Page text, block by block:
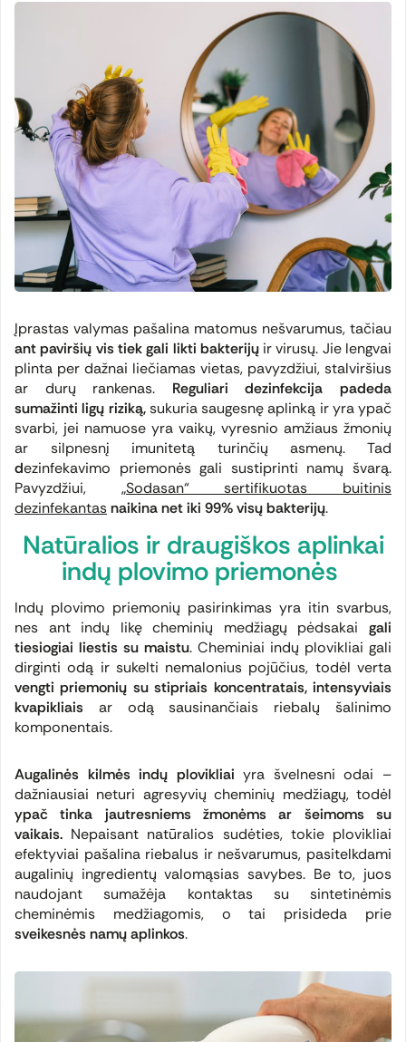
Įprastas valymas pašalina matomus nešvarumus, tačiau
ant paviršių vis tiek gali likti bakterijų ir virusų. Jie lengvai
plinta per dažnai liečiamas vietas, pavyzdžiui, stalviršius
ar durų rankenas. Reguliari dezinfekcija padeda
sumažinti ligų riziką,sukuria saugesnę aplinką ir yra ypač
svarbi, jei namuose yra vaikų, vyresnio amžiaus žmonių
ar silpnesnį imunitetą turinčių asmenų. Tad
dezinfekavimo priemonės gali sustiprinti namų švarą.
Pavyzdžiui, „Sodasan“ sertifikuotas buitinis
dezinfekantasnaikina net iki 99% visų bakterijų.
Natūralios ir draugiškos aplinkai
indų plovimo priemonės
Indų plovimo priemonių pasirinkimas yra itin svarbus,
nes ant indų likę cheminių medžiagų pėdsakai gali
tiesiogiai liestis su maistu. Cheminiai indų plovikliai gali
dirginti odą ir sukelti nemalonius pojūčius, todėl verta
vengti priemonių su stipriais koncentratais, intensyviais
kvapikliais ar odą sausinančiais riebalų šalinimo
komponentais.
Augalinės kilmės indų plovikliai yra švelnesni odai –
dažniausiai neturi agresyvių cheminių medžiagų, todėl
ypač tinka jautresniems žmonėms ar šeimoms su
vaikais. Nepaisant natūralios sudėties, tokie plovikliai
efektyviai pašalina riebalus ir nešvarumus, pasitelkdami
augalinių ingredientų valomąsias savybes. Be to, juos
naudojant sumažėja kontaktas su sintetinėmis
cheminėmis medžiagomis, o tai prisideda prie
sveikesnės namų aplinkos.